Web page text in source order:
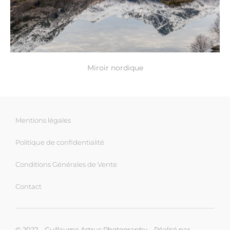
Miroir nordique
Mentions légales
Politique de confidentialité
Conditions Générales de Vente
Contact